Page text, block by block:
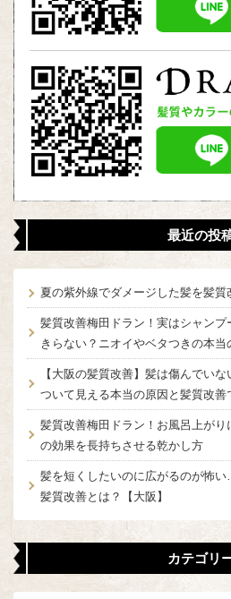
最近の投
夏の紫外線でダメージした髪を髪
髪質改善梅田ドラン！実はシャン
きらない？ニオイやベタつきの本当
【大阪の髪質改善】髪は傷んでい
ついて見える本当の原因と髪質改善
髪質改善梅田ドラン！お風呂上が
の効果を長持ちさせる乾かし方
髪を短くしたいのに広がるのが怖
髪質改善とは？【大阪】
カテゴリ